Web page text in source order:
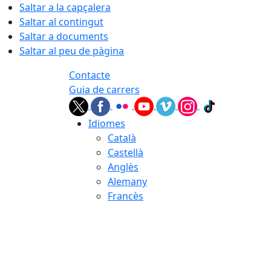
Saltar a la capçalera
Saltar al contingut
Saltar a documents
Saltar al peu de pàgina
Contacte
Guia de carrers
Idiomes
Català
Castellà
Anglès
Alemany
Francès